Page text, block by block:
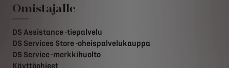
Omistajalle
DS Assistance -tiepalvelu
DS Services Store -oheispalvelukauppa
DS Service -merkkihuolto
Käyttöohjeet